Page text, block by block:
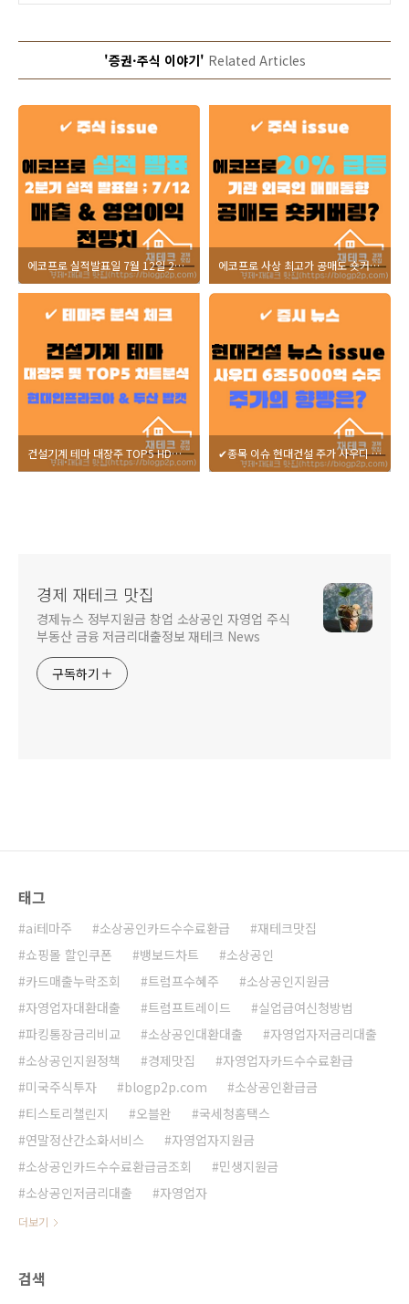
'증권·주식 이야기' Related Articles
에코프로 실적발표일 7월 12일 2분기 매출 영업이익 전망 증권사 추정치는? 에코프로 사상 최고가 공매도 숏커버링 급등 원인?
건설기계 테마 대장주 TOP5 HD현대인플라코어 두산밥캣 진성티이씨 대창단조 HD현대건설기계 주가 차트 분석 ✔종목 이슈 현대건설 주가 사우디 석유화학단지 건설 6조5000억 수주
경제 재테크 맛집
경제뉴스 정부지원금 창업 소상공인 자영업 주식
부동산 금융 저금리대출정보 재테크 News
구독하기
태그
ai테마주 소상공인카드수수료환급
재테크맛집
쇼핑몰 할인쿠폰
뱅보드차트
소상공인
카드매출누락조회
트럼프수혜주
소상공인지원금
자영업자대환대출
트럼프트레이드
실업급여신청방법
파킹통장금리비교
소상공인대환대출
자영업자저금리대출
소상공인지원정책
경제맛집
자영업자카드수수료환급
미국주식투자
blogp2p.com
소상공인환급금
티스토리챌린지
오블완
국세청홈택스
연말정산간소화서비스
자영업자지원금
소상공인카드수수료환급금조회
민생지원금
소상공인저금리대출
자영업자
더보기
검색